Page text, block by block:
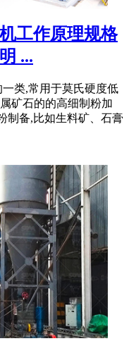
工作原理规格
...
类,常用于莫氏硬度低
矿石的的高细制粉加
制备,比如生料矿、石膏